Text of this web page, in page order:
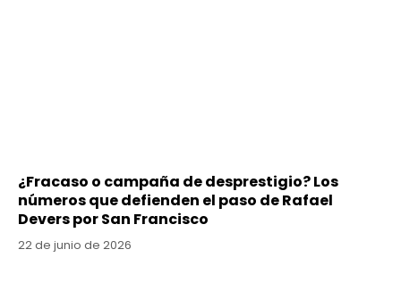
¿Fracaso o campaña de desprestigio? Los
números que defienden el paso de Rafael
Devers por San Francisco
22 de junio de 2026